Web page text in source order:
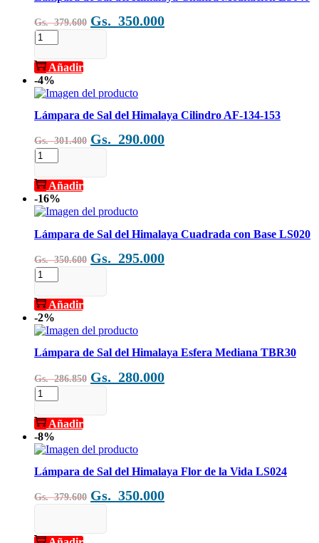
LS039
cantidad
Gs.379.600 El
Gs.
379.600.
Gs. 350.000El
Lámpara
de
Sal
del
Himalaya
Chakra
Meditación
LS040
cantidad
Añadir
-4%
Lámpara de Sal del Himalaya Cilindro AF-134-153
Gs.301.400 El
Gs.
301.400.
Gs. 290.000El
Lámpara
de
Sal
del
Himalaya
Cilindro
AF-
153
cantidad
Añadir
-16%
Lámpara de Sal del Himalaya Cuadrada con Base LS020
Gs.350.600 El
Gs.
350.600.
Gs. 295.000El
Lámpara
de
Sal
del
Himalaya
Cuadrada
con
LS020
cantidad
Añadir
-2%
Lámpara de Sal del Himalaya Esfera Mediana TBR30
Gs.286.850 El
Gs.
286.850.
Gs. 280.000El
Lámpara
de
Sal
del
Himalaya
Esfera
Mediana
TBR30
cantidad
Añadir
-8%
Lámpara de Sal del Himalaya Flor de la Vida LS024
Gs.379.600 El
Gs. 350.000El
Sal